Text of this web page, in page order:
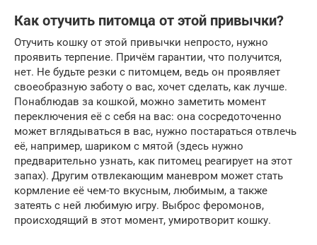
Как отучить питомца от этой привычки?
Отучить кошку от этой привычки непросто, нужно
проявить терпение. Причём гарантии, что получится,
нет. Не будьте резки с питомцем, ведь он проявляет
своеобразную заботу о вас, хочет сделать, как лучше.
Понаблюдав за кошкой, можно заметить момент
переключения её с себя на вас: она сосредоточенно
может вглядываться в вас, нужно постараться отвлечь
её, например, шариком с мятой (здесь нужно
предварительно узнать, как питомец реагирует на этот
запах). Другим отвлекающим маневром может стать
кормление её чем-то вкусным, любимым, а также
затеять с ней любимую игру. Выброс феромонов,
происходящий в этот момент, умиротворит кошку.